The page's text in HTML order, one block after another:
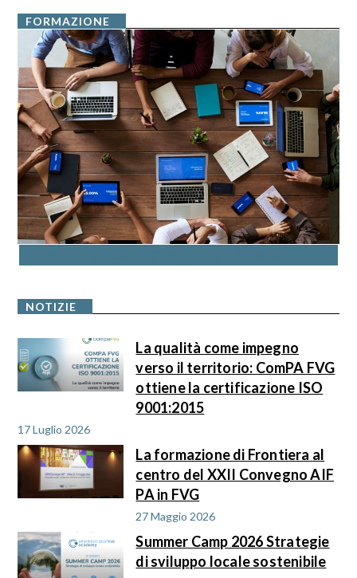
FORMAZIONE
NOTIZIE
La qualità come impegno
verso il territorio: ComPA FVG
ottiene la certificazione ISO
9001:2015
17 Luglio 2026
La formazione di Frontiera al
centro del XXII Convegno AIF
PA in FVG
27 Maggio 2026
Summer Camp 2026 Strategie
di sviluppo locale sostenibile